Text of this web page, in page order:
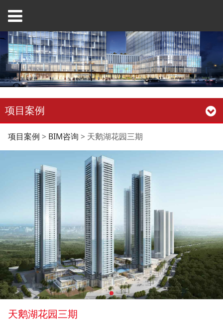
项目案例
天鹅湖花园三期
项目案例 > BIM咨询 > 天鹅湖花园三期
天鹅湖花园三期